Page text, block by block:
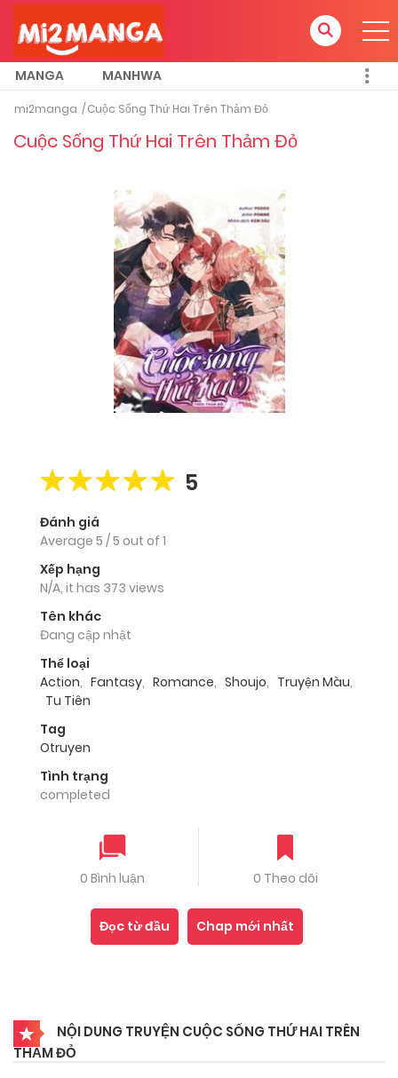
MANGA MANHWA
mi2manga Cuộc Sống Thứ Hai Trên Thảm Đỏ
Cuộc Sống Thứ Hai Trên Thảm Đỏ
5
Đánh giá
Average 5 /5 out of 1
Xếp hạng
N/A, it has 373 views
Tên khác
Đang cập nhật
Thể loại
Action, Fantasy, Romance, Shoujo, Truyện Màu,
Tu Tiên
Tag
Otruyen
Tình trạng
completed
0 Bình luận 0 Theo dõi
Đọc từ đầu Chap mới nhất
NỘI DUNG TRUYỆN CUỘC SỐNG THỨ HAI TRÊN
THẢM ĐỎ